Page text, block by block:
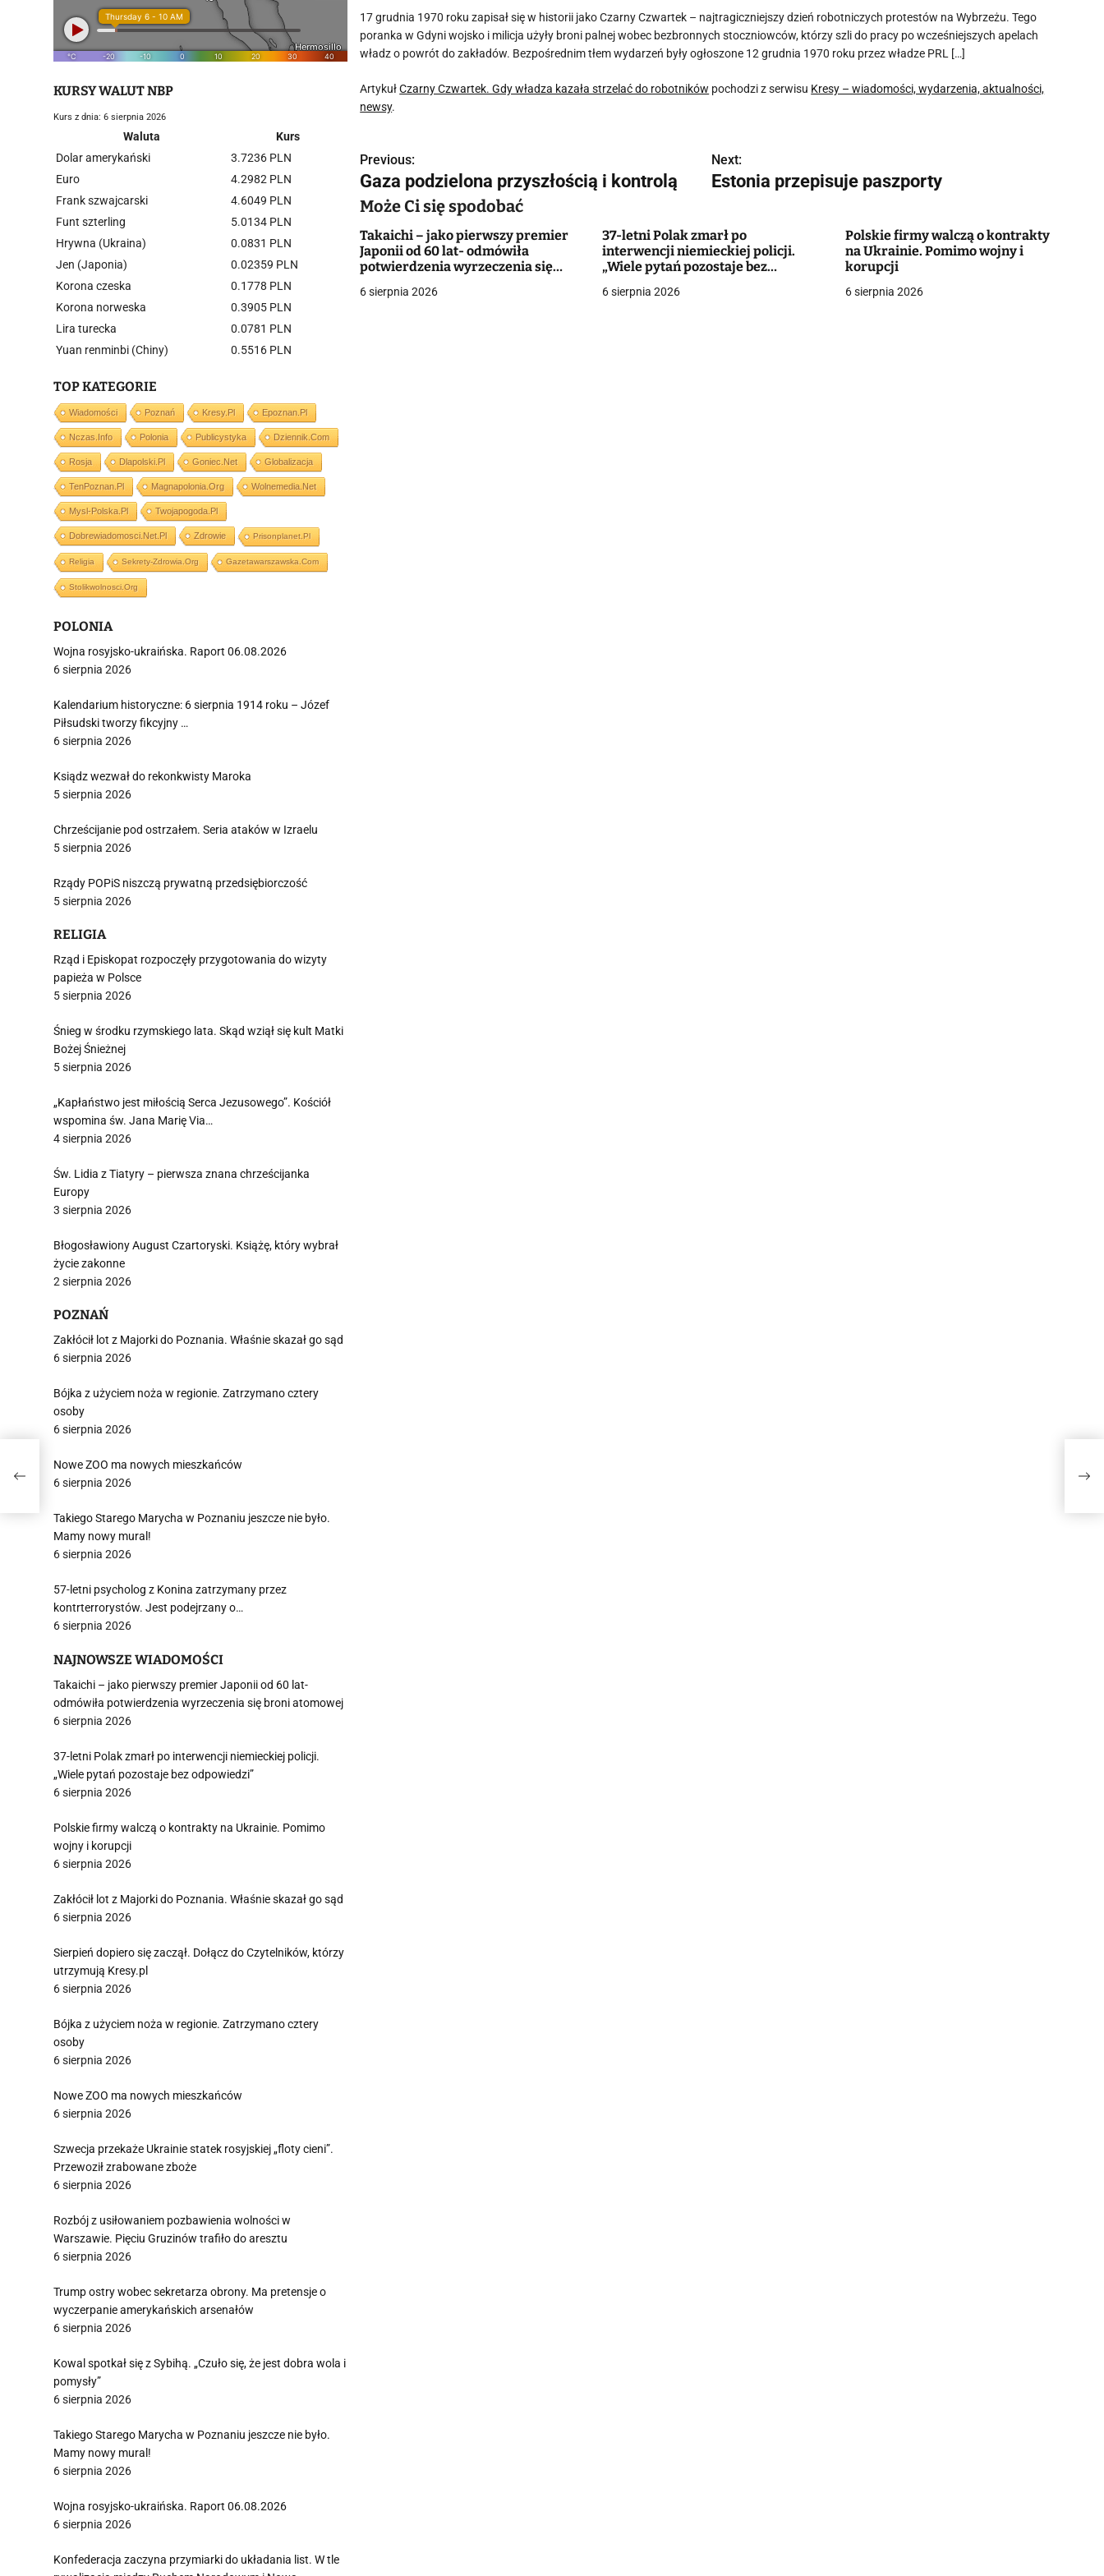
17 grudnia 1970 roku zapisał się w historii jako Czarny Czwartek – najtragiczniejszy dzień robotniczych protestów na Wybrzeżu. Tego
poranka w Gdyni wojsko i milicja użyły broni palnej wobec bezbronnych stoczniowców, którzy szli do pracy po wcześniejszych apelach
władz o powrót do zakładów. Bezpośrednim tłem wydarzeń były ogłoszone 12 grudnia 1970 roku przez władze PRL […]
ArtykułCzarny Czwartek. Gdy władza kazała strzelać do robotników pochodzi z serwisu Kresy – wiadomości, wydarzenia, aktualności,
newsy.
N
a
w
i
g
Previous:
Gaza podzielona przyszłością i kontrolą
Next:
Estonia przepisuje paszporty
Może Ci się spodobać
Takaichi – jako pierwszy premier
Japonii od 60 lat- odmówiła
potwierdzenia wyrzeczenia się
6 sierpnia 2026
37-letni Polak zmarł po
interwencji niemieckiej policji.
„Wiele pytań pozostaje bez
6 sierpnia 2026
Polskie firmy walczą o kontrakty
na Ukrainie. Pomimo wojny i
korupcji
6 sierpnia 2026
KURSY WALUT NBP
Kurs z dnia: 6 sierpnia 2026
Waluta
Kurs
Dolar amerykański
3.7236 PLN
Euro
4.2982 PLN
Frank szwajcarski
4.6049 PLN
Funt szterling
5.0134 PLN
Hrywna (Ukraina)
0.0831 PLN
Jen (Japonia)
0.02359 PLN
Korona czeska
0.1778 PLN
Korona norweska
0.3905 PLN
Lira turecka
0.0781 PLN
Yuan renminbi (Chiny)
0.5516 PLN
TOP KATEGORIE
Wiadomości Poznań Kresy.pl Epoznan.pl
Nczas.info Polonia Publicystyka Dziennik.com
Rosja Dlapolski.pl Goniec.net Globalizacja
TenPoznan.pl Magnapolonia.org Wolnemedia.net
Mysl-Polska.pl Twojapogoda.pl
Dobrewiadomosci.net.pl Zdrowie Prisonplanet.pl
Religia Sekrety-Zdrowia.org Gazetawarszawska.com
Stolikwolnosci.org
POLONIA
Wojna rosyjsko-ukraińska. Raport 06.08.2026
6 sierpnia 2026
Kalendarium historyczne: 6 sierpnia 1914 roku – Józef
Piłsudski tworzy fikcyjny …
6 sierpnia 2026
Ksiądz wezwał do rekonkwisty Maroka
5 sierpnia 2026
Chrześcijanie pod ostrzałem. Seria ataków w Izraelu
5 sierpnia 2026
Rządy POPiS niszczą prywatną przedsiębiorczość
5 sierpnia 2026
RELIGIA
Rząd i Episkopat rozpoczęły przygotowania do wizyty
papieża w Polsce
5 sierpnia 2026
Śnieg w środku rzymskiego lata. Skąd wziął się kult Matki
Bożej Śnieżnej
5 sierpnia 2026
„Kapłaństwo jest miłością Serca Jezusowego”. Kościół
wspomina św. Jana Marię Via…
4 sierpnia 2026
Św. Lidia z Tiatyry – pierwsza znana chrześcijanka
Europy
3 sierpnia 2026
Błogosławiony August Czartoryski. Książę, który wybrał
życie zakonne
2 sierpnia 2026
POZNAŃ
Zakłócił lot z Majorki do Poznania. Właśnie skazał go sąd
6 sierpnia 2026
Bójka z użyciem noża w regionie. Zatrzymano cztery
osoby
6 sierpnia 2026
Nowe ZOO ma nowych mieszkańców
6 sierpnia 2026
Takiego Starego Marycha w Poznaniu jeszcze nie było.
Mamy nowy mural!
6 sierpnia 2026
57-letni psycholog z Konina zatrzymany przez
kontrterrorystów. Jest podejrzany o…
6 sierpnia 2026
NAJNOWSZE WIADOMOŚCI
Takaichi – jako pierwszy premier Japonii od 60 lat-
odmówiła potwierdzenia wyrzeczenia się broni atomowej
6 sierpnia 2026
37-letni Polak zmarł po interwencji niemieckiej policji.
„Wiele pytań pozostaje bez odpowiedzi”
6 sierpnia 2026
Polskie firmy walczą o kontrakty na Ukrainie. Pomimo
wojny i korupcji
6 sierpnia 2026
Zakłócił lot z Majorki do Poznania. Właśnie skazał go sąd
6 sierpnia 2026
Sierpień dopiero się zaczął. Dołącz do Czytelników, którzy
utrzymują Kresy.pl
6 sierpnia 2026
Bójka z użyciem noża w regionie. Zatrzymano cztery
osoby
6 sierpnia 2026
Nowe ZOO ma nowych mieszkańców
6 sierpnia 2026
Szwecja przekaże Ukrainie statek rosyjskiej „floty cieni”.
Przewoził zrabowane zboże
6 sierpnia 2026
Rozbój z usiłowaniem pozbawienia wolności w
Warszawie. Pięciu Gruzinów trafiło do aresztu
6 sierpnia 2026
Trump ostry wobec sekretarza obrony. Ma pretensje o
wyczerpanie amerykańskich arsenałów
6 sierpnia 2026
Kowal spotkał się z Sybihą. „Czuło się, że jest dobra wola i
pomysły”
6 sierpnia 2026
Takiego Starego Marycha w Poznaniu jeszcze nie było.
Mamy nowy mural!
6 sierpnia 2026
Wojna rosyjsko-ukraińska. Raport 06.08.2026
6 sierpnia 2026
Konfederacja zaczyna przymiarki do układania list. W tle